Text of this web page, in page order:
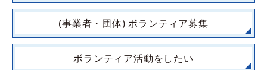
(事業者・団体) ボランティア募集
ボランティア活動をしたい